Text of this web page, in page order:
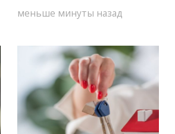
меньше минуты назад